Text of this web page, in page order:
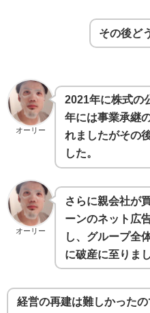
その後ど
オーリー
2021年に株式の
年には事業承継
れましたがその
した。
オーリー
さらに親会社が
ーンのネット広
し、グループ全
に破産に至りまし
経営の再建は難しかった